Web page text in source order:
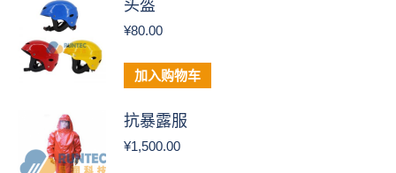
头盔
¥80.00
加入购物车
抗暴露服
¥1,500.00